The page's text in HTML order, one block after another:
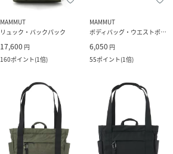
MAMMUT
リュック・バックパック
17,600 円
160ポイント(1倍)
MAMMUT
ボディバッグ・ウエストポーチ
6,050 円
55ポイント(1倍)